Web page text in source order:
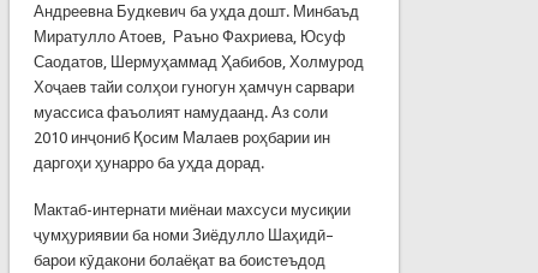
Андреевна Будкевич ба уҳда дошт. Минбаъд
Миратулло Атоев, Раъно Фахриева, Юсуф
Саодатов, Шермуҳаммад Ҳабибов, Холмурод
Хоҷаев тайи солҳои гуногун ҳамчун сарвари
муассиса фаъолият намудаанд. Аз соли
2010 инҷониб Қосим Малаев роҳбарии ин
даргоҳи ҳунарро ба уҳда дорад.
Мактаб-интернати миёнаи махсуси мусиқии
ҷумҳуриявии ба номи Зиёдулло Шаҳидӣ–
барои кӯдакони болаёқат ва боистеъдод